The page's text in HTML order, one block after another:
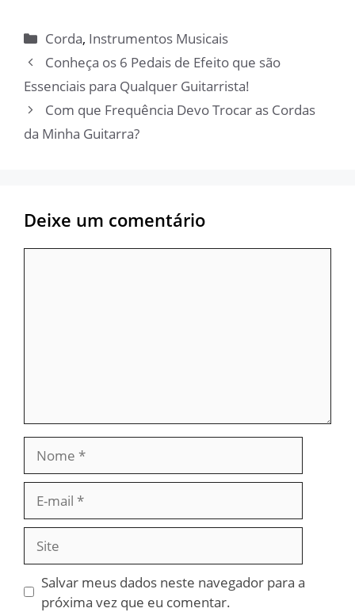
Categorias
Corda, Instrumentos Musicais
Conheça os 6 Pedais de Efeito que são
Essenciais para Qualquer Guitarrista!
Com que Frequência Devo Trocar as Cordas
da Minha Guitarra?
Deixe um comentário
mail
Site
Salvar meus dados neste navegador para a
próxima vez que eu comentar.